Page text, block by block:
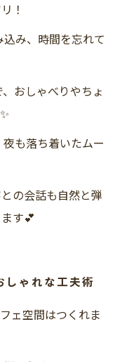
！
み、時間を忘れて
おしゃべりやちょ
も落ち着いたムー
の会話も自然と弾
す💕
しゃれな工夫術
ェ空間はつくれま